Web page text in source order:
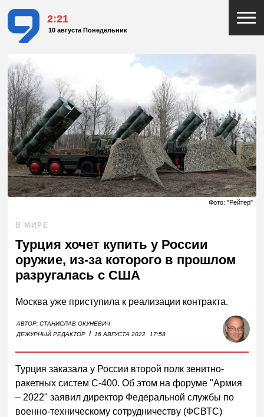
2:21
10 августа Понедельник
Фото: "Рейтер"
В МИРЕ
Турция хочет купить у России
оружие, из-за которого в прошлом
разругалась с США
Москва уже приступила к реализации контракта.
АВТОР:СТАНИСЛАВ ОКУНЕВИЧ
ДЕЖУРНЫЙ РЕДАКТОР I 16 АВГУСТА 2022 17:58
Турция заказала у России второй полк зенитно-
ракетных систем С-400. Об этом на форуме "Армия
– 2022" заявил директор Федеральной службы по
военно-техническому сотрудничеству (ФСВТС)